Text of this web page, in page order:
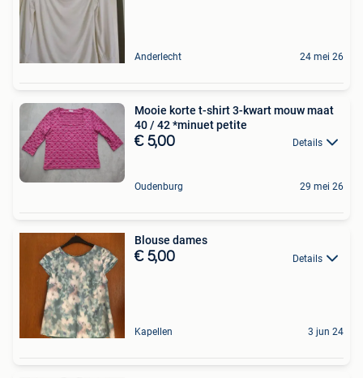
Anderlecht 24 mei 26
Mooie korte t-shirt 3-kwart mouw maat
40 / 42 *minuet petite
€ 5,00 Details
Oudenburg 29 mei 26
Blouse dames
€ 5,00 Details
Kapellen 3 jun 24